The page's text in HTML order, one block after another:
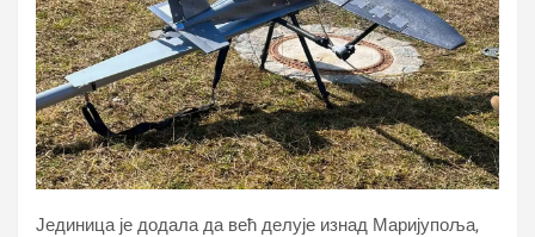
Јединица је додала да већ делује изнад Маријупоља,